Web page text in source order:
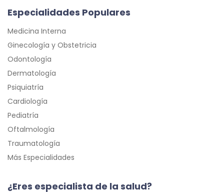
Especialidades Populares
Medicina Interna
Ginecología y Obstetricia
Odontología
Dermatología
Psiquiatría
Cardiología
Pediatría
Oftalmología
Traumatología
Más Especialidades
¿Eres especialista de la salud?